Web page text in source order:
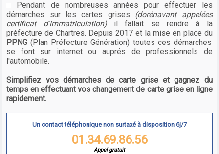
Pendant de nombreuses années pour effectuer les
démarches sur les cartes grises (dorénavant appelées
certificat d'immatriculation)il fallait se rendre à la
préfecture de Chartres. Depuis 2017 et la mise en place du
PPNG(Plan Préfecture Génération) toutes ces démarches
se font sur internet ou auprés de professionnels de
l'automobile.
Simplifiez vos démarches de carte grise et gagnez du
temps en effectuant vos changement de carte grise en ligne
rapidement.
Un contact téléphonique non surtaxé à disposition 6j/7
01.34.69.86.56
Appel gratuit